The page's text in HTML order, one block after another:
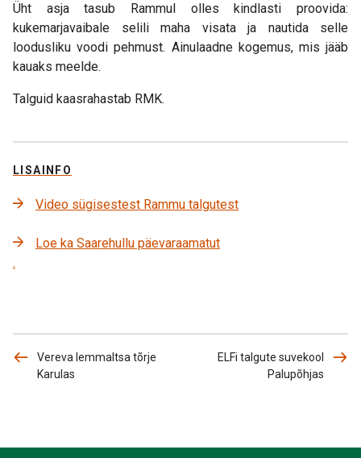
Üht asja tasub Rammul olles kindlasti proovida:
kukemarjavaibale selili maha visata ja nautida selle
loodusliku voodi pehmust. Ainulaadne kogemus, mis jääb
kauaks meelde.
Talguid kaasrahastab RMK.
LISAINFO
Video sügisestest Rammu talgutest
Loe ka Saarehullu päevaraamatut
.
Vereva lemmaltsa tõrje
Karulas
ELFi talgute suvekool
Palupõhjas